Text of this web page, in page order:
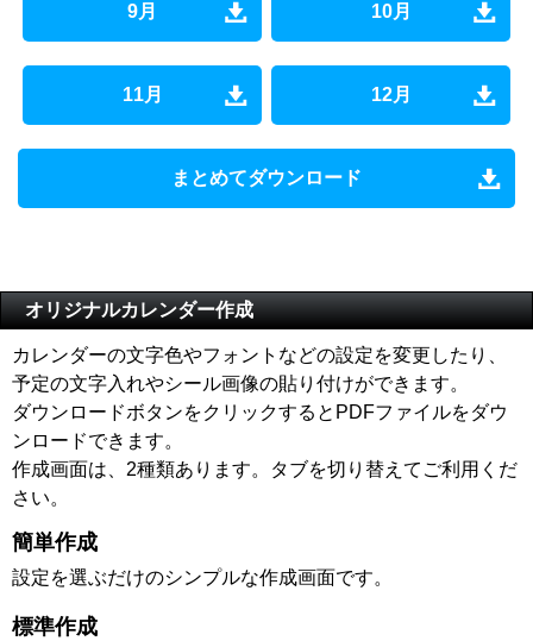
9月 10月
11月 12月
まとめてダウンロード
オリジナルカレンダー作成
カレンダーの文字色やフォントなどの設定を変更したり、
予定の文字入れやシール画像の貼り付けができます。
ダウンロードボタンをクリックするとPDFファイルをダウ
ンロードできます。
作成画面は、2種類あります。タブを切り替えてご利用くだ
さい。
簡単作成
設定を選ぶだけのシンプルな作成画面です。
標準作成